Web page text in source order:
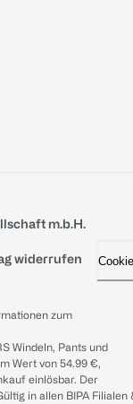
m.b.H.
widerrufen
zum
Windeln, Pants und
Wert von 54.99 €,
einlösbar. Der
in allen BIPA Filialen